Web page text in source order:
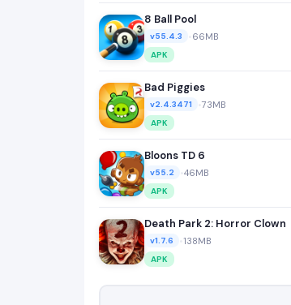
8 Ball Pool
v55.4.3 66MB
APK
Bad Piggies
v2.4.3471 73MB
APK
Bloons TD 6
v55.2 46MB
APK
Death Park 2: Horror Clown
v1.7.6 138MB
APK